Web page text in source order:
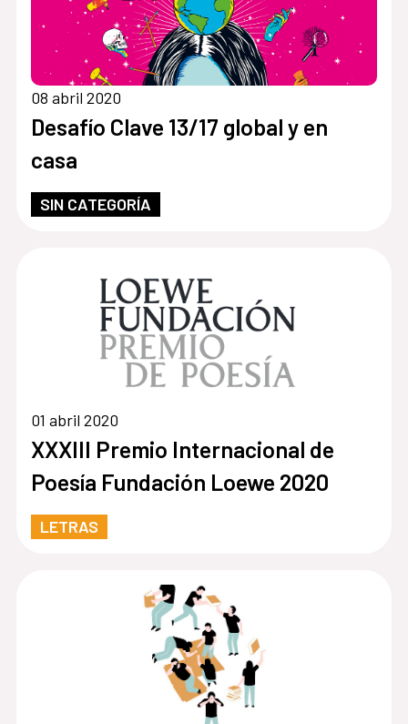
08 abril 2020
Desafío Clave 13/17 global y en
casa
SIN CATEGORÍA
01 abril 2020
XXXIII Premio Internacional de
Poesía Fundación Loewe 2020
LETRAS